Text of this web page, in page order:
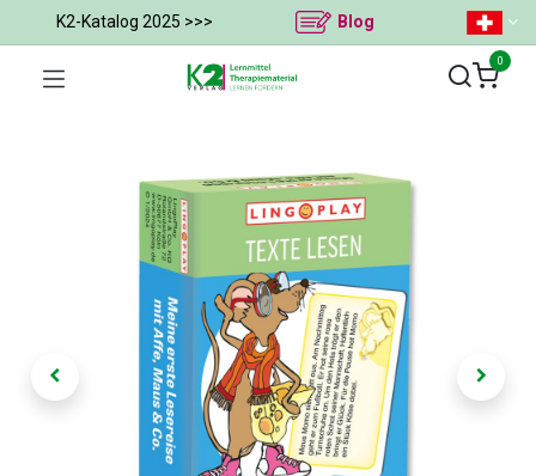
K2-Katalog 2025 >>> Blog
0